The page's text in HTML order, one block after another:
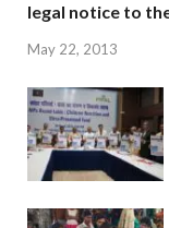
legal notice to
May 22, 2013